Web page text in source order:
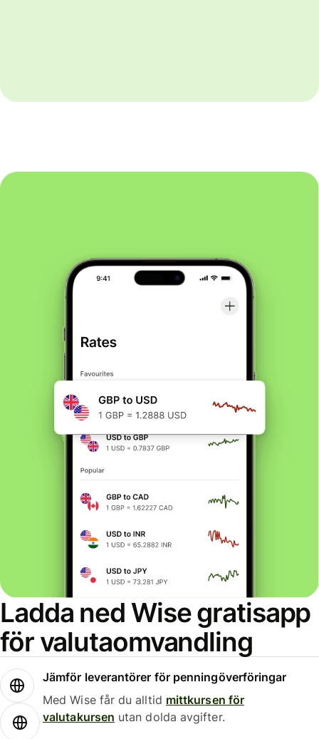
Ladda ned Wise gratisapp
för valutaomvandling
Jämför leverantörer för penningöverföringar
Med Wise får du alltid mittkursen för
valutakursen utan dolda avgifter.